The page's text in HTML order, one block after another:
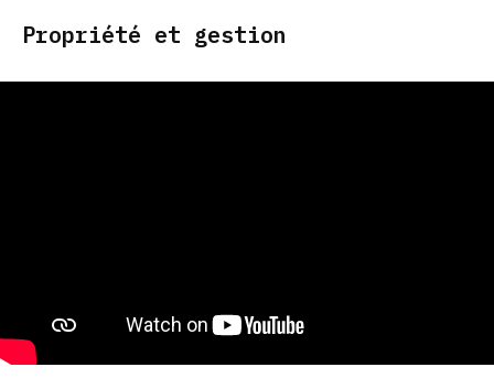
Propriété et gestion